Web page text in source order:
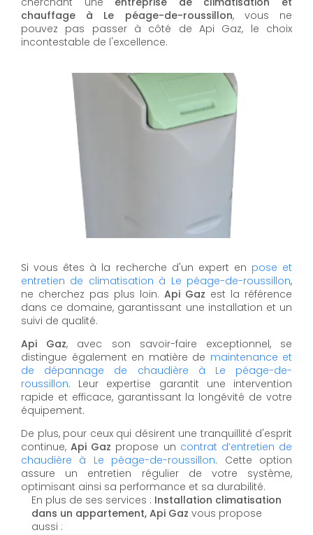
chauffage à Le péage-de-roussillon, vous ne
pouvez pas passer à côté de Api Gaz, le choix
incontestable de l'excellence.
Si vous êtes à la recherche d'un expert en pose et
entretien de climatisation à Le péage-de-roussillon,
ne cherchez pas plus loin. Api Gaz est la référence
dans ce domaine, garantissant une installation et un
suivi de qualité.
Api Gaz, avec son savoir-faire exceptionnel, se
distingue également en matière de maintenance et
de dépannage de chaudière à Le péage-de-
roussillon. Leur expertise garantit une intervention
rapide et efficace, garantissant la longévité de votre
équipement.
De plus, pour ceux qui désirent une tranquillité d'esprit
continue,Api Gaz propose un contrat d’entretien de
chaudière à Le péage-de-roussillon. Cette option
assure un entretien régulier de votre système,
optimisant ainsi sa performance et sa durabilité.
En plus de ses services : Installation climatisation
dans un appartement, Api Gaz vous propose
aussi :